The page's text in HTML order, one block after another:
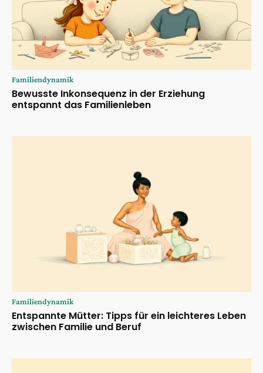
Familiendynamik
Bewusste Inkonsequenz in der Erziehung
entspannt das Familienleben
Familiendynamik
Entspannte Mütter: Tipps für ein leichteres Leben
zwischen Familie und Beruf